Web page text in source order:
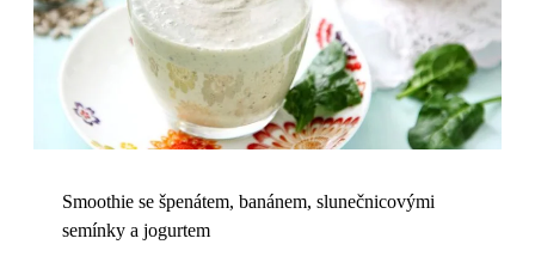
Smoothie se špenátem, banánem, slunečnicovými
semínky a jogurtem